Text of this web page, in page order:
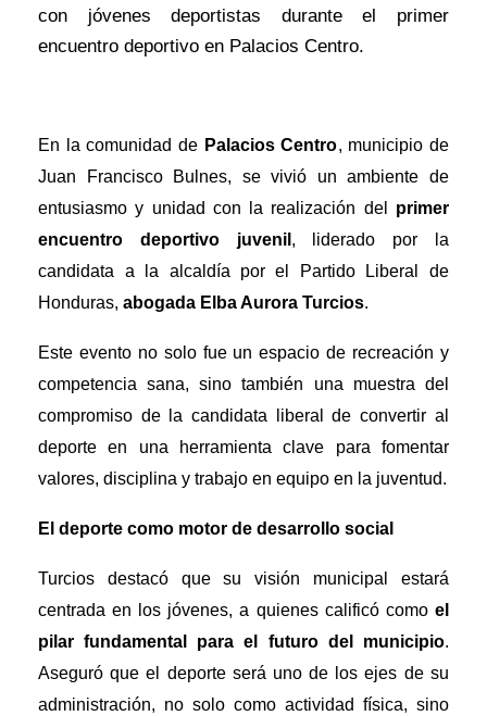
con jóvenes deportistas durante el primer
encuentro deportivo en Palacios Centro.
En la comunidad de Palacios Centro, municipio de
Juan Francisco Bulnes, se vivió un ambiente de
entusiasmo y unidad con la realización del primer
encuentro deportivo juvenil , liderado por la
candidata a la alcaldía por el Partido Liberal de
Honduras,abogada Elba Aurora Turcios.
Este evento no solo fue un espacio de recreación y
competencia sana, sino también una muestra del
compromiso de la candidata liberal de convertir al
deporte en una herramienta clave para fomentar
valores, disciplina y trabajo en equipo en la juventud.
El deporte como motor de desarrollo social
Turcios destacó que su visión municipal estará
centrada en los jóvenes, a quienes calificó como el
pilar fundamental para el futuro del municipio.
Aseguró que el deporte será uno de los ejes de su
administración, no solo como actividad física, sino